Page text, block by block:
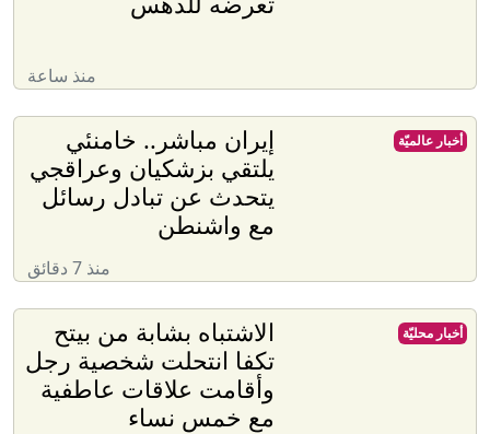
منذ ساعة
إيران مباشر.. خامنئي
يلتقي بزشكيان وعراقجي
يتحدث عن تبادل رسائل
مع واشنطن
منذ 7 دقائق
أخبار عالميّة
الاشتباه بشابة من بيتح
تكفا انتحلت شخصية رجل
وأقامت علاقات عاطفية
مع خمس نساء
أخبار محليّة